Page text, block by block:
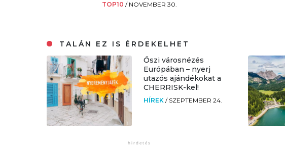
TOP10/ NOVEMBER 30.
TALÁN EZ IS ÉRDEKELHET
Őszi városnézés
Európában – nyerj
utazós ajándékokat a
CHERRISK-kel!
HÍREK/ SZEPTEMBER 24.